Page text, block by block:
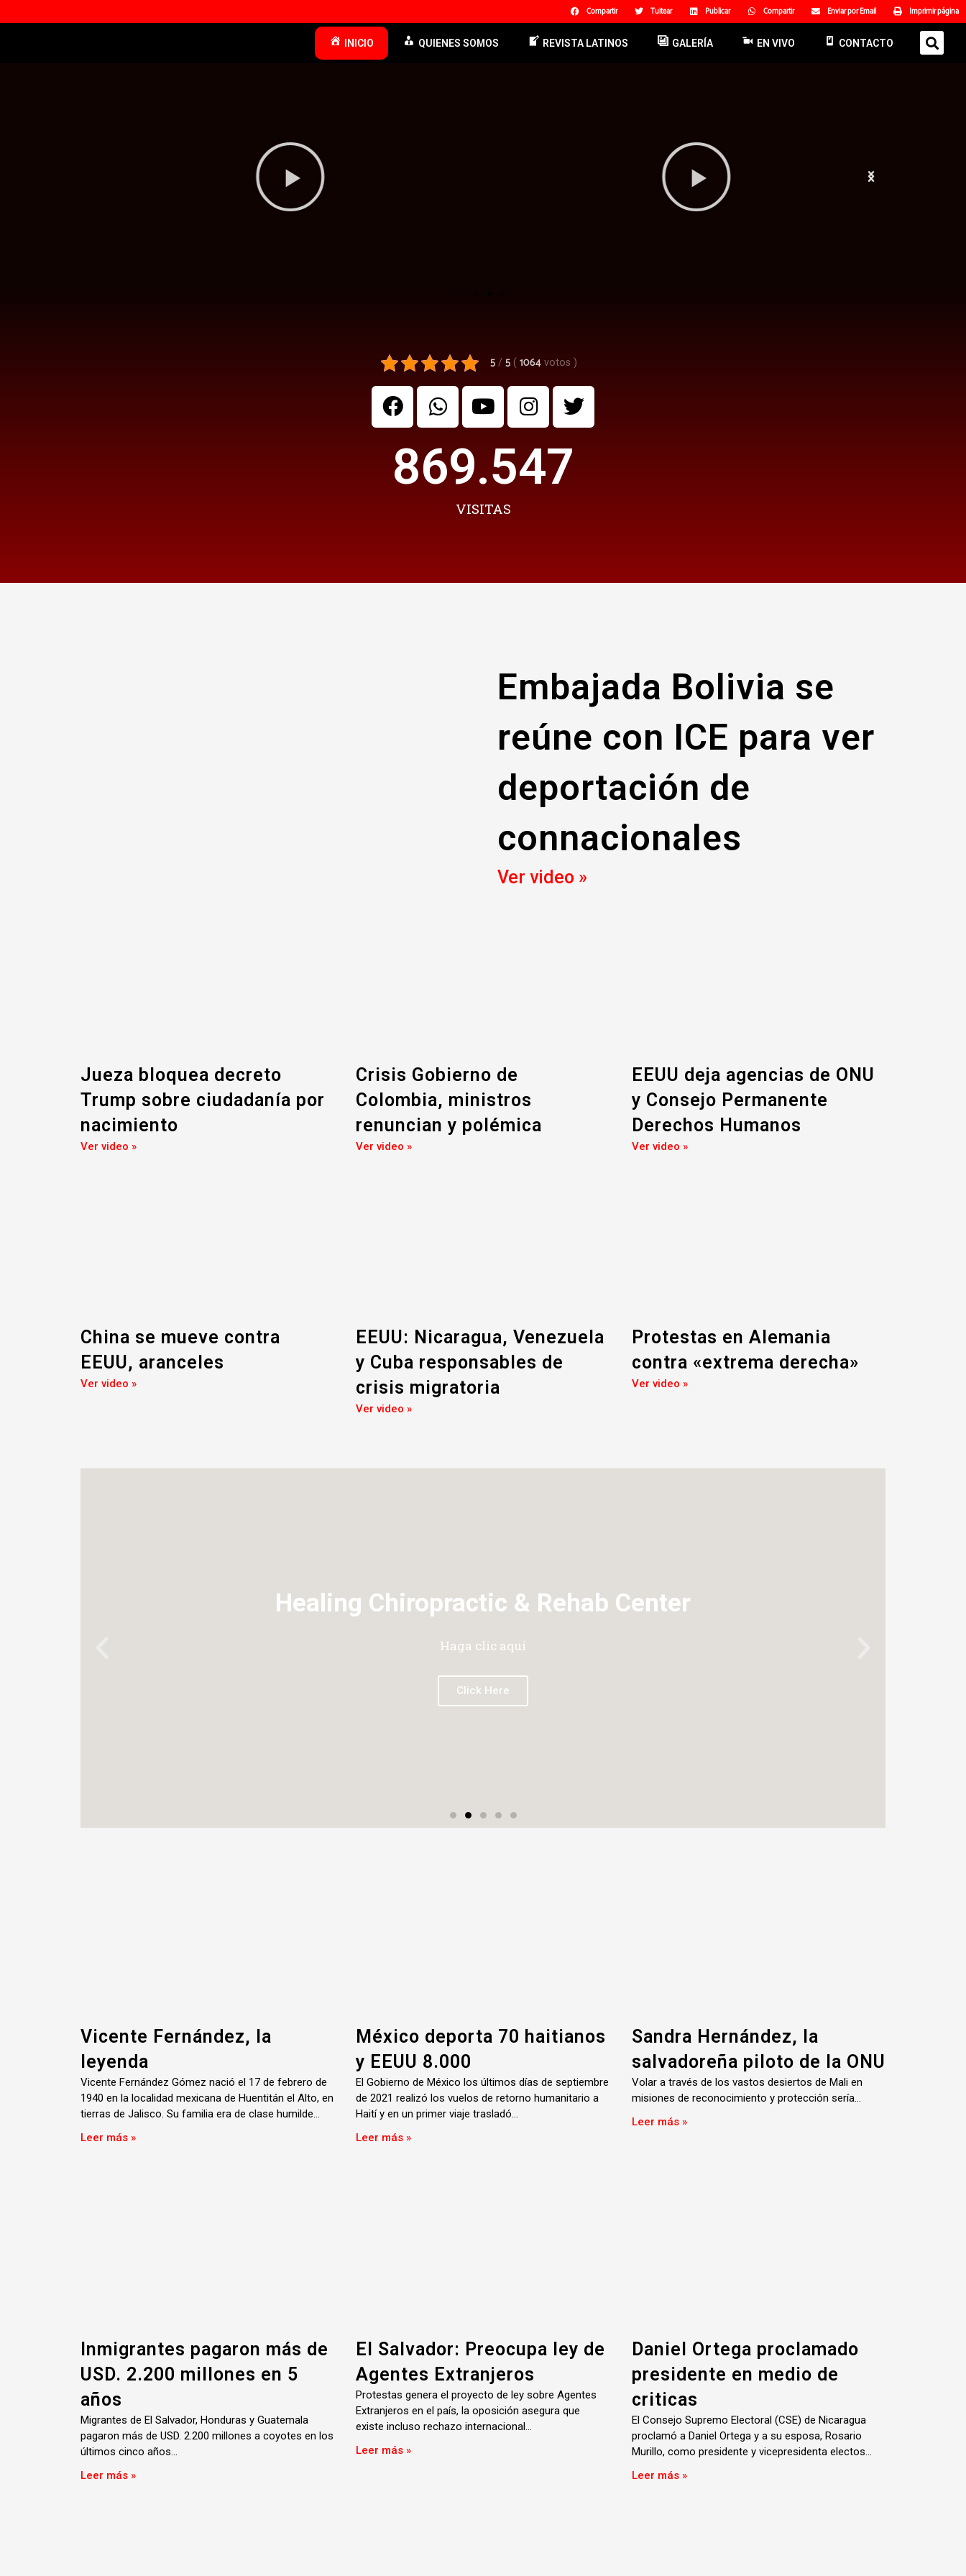
Compartir Tuitear Publicar Compartir Enviar por Email Imprimir página
INICIO QUIENES SOMOS REVISTA LATINOS GALERÍA EN VIVO CONTACTO
5 / 5 ( 1064 votos )
869.547
VISITAS
Embajada Bolivia se
reúne con ICE para ver
deportación de
connacionales
Ver video »
Jueza bloquea decreto
Trump sobre ciudadanía por
nacimiento
Ver video »
Crisis Gobierno de
Colombia, ministros
renuncian y polémica
Ver video »
EEUU deja agencias de ONU
y Consejo Permanente
Derechos Humanos
Ver video »
China se mueve contra
EEUU, aranceles
Ver video »
EEUU: Nicaragua, Venezuela
y Cuba responsables de
crisis migratoria
Ver video »
Protestas en Alemania
contra «extrema derecha»
Ver video »
Vicente Fernández, la
leyenda
Vicente Fernández Gómez nació el 17 de febrero de
1940 en la localidad mexicana de Huentitán el Alto, en
tierras de Jalisco. Su familia era de clase humilde…
Leer más »
México deporta 70 haitianos
y EEUU 8.000
El Gobierno de México los últimos días de septiembre
de 2021 realizó los vuelos de retorno humanitario a
Haití y en un primer viaje trasladó…
Leer más »
Sandra Hernández, la
salvadoreña piloto de la ONU
Volar a través de los vastos desiertos de Mali en
misiones de reconocimiento y protección sería…
Leer más »
Inmigrantes pagaron más de
USD. 2.200 millones en 5
años
Migrantes de El Salvador, Honduras y Guatemala
pagaron más de USD. 2.200 millones a coyotes en los
últimos cinco años…
Leer más »
El Salvador: Preocupa ley de
Agentes Extranjeros
Protestas genera el proyecto de ley sobre Agentes
Extranjeros en el país, la oposición asegura que
existe incluso rechazo internacional…
Leer más »
Daniel Ortega proclamado
presidente en medio de
criticas
El Consejo Supremo Electoral (CSE) de Nicaragua
proclamó a Daniel Ortega y a su esposa, Rosario
Murillo, como presidente y vicepresidenta electos…
Leer más »